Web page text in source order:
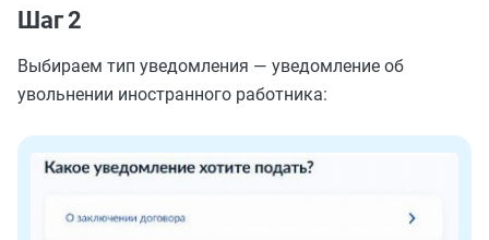
Шаг 2
Выбираем тип уведомления — уведомление об
увольнении иностранного работника: